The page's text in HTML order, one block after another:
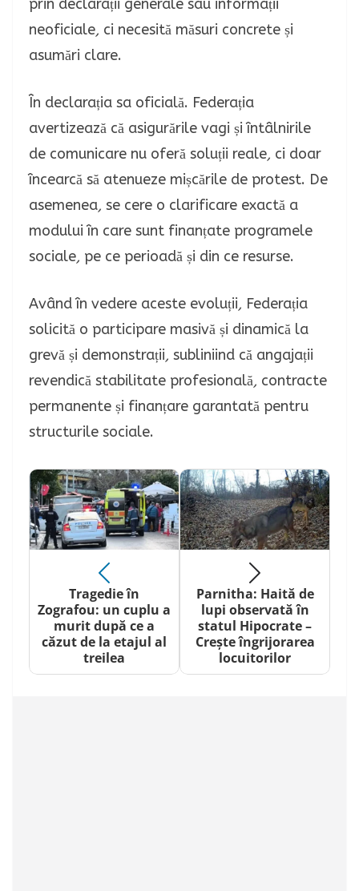
prin declarații generale sau informații
neoficiale, ci necesită măsuri concrete și
asumări clare.
În declarația sa oficială. Federația
avertizează că asigurările vagi și întâlnirile
de comunicare nu oferă soluții reale, ci doar
încearcă să atenueze mișcările de protest. De
asemenea, se cere o clarificare exactă a
modului în care sunt finanțate programele
sociale, pe ce perioadă și din ce resurse.
Având în vedere aceste evoluții, Federația
solicită o participare masivă și dinamică la
grevă și demonstrații, subliniind că angajații
revendică stabilitate profesională, contracte
permanente și finanțare garantată pentru
structurile sociale.
Tragedie în
Zografou: un cuplu a
murit după ce a
căzut de la etajul al
treilea
Parnitha: Haită de
lupi observată în
statul Hipocrate –
Crește îngrijorarea
locuitorilor